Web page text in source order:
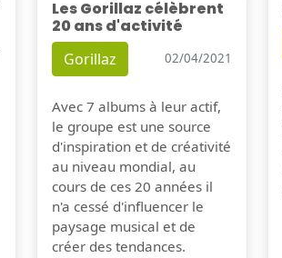
Les Gorillaz célèbrent
20 ans d'activité
Gorillaz 02/04/2021
Avec 7 albums à leur actif,
le groupe est une source
d'inspiration et de créativité
au niveau mondial, au
cours de ces 20 années il
n'a cessé d'influencer le
paysage musical et de
créer des tendances.